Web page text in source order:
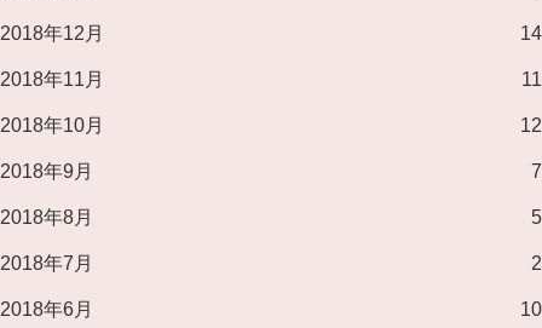
2018年12月 14
2018年11月 11
2018年10月 12
2018年9月 7
2018年8月 5
2018年7月 2
2018年6月 10